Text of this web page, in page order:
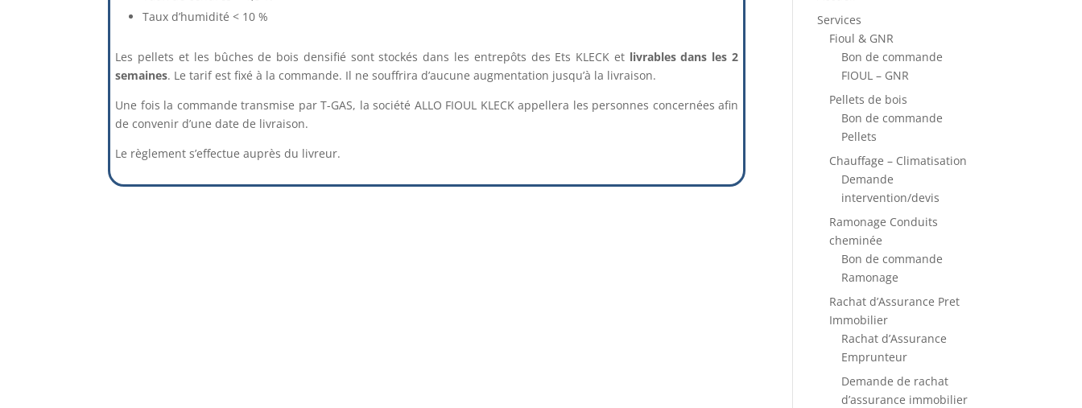
Taux d’humidité < 10 %
Les pellets et les bûches de bois densifié sont stockés dans les entrepôts des Ets KLECK et livrables dans les 2
semaines. Le tarif est fixé à la commande. Il ne souffrira d’aucune augmentation jusqu’à la livraison.
Une fois la commande transmise par T-GAS, la société ALLO FIOUL KLECK appellera les personnes concernées afin
de convenir d’une date de livraison.
Le règlement s’effectue auprès du livreur.
Services
Fioul & GNR
Bon de commande
FIOUL – GNR
Pellets de bois
Bon de commande
Pellets
Chauffage – Climatisation
Demande
intervention/devis
Ramonage Conduits
cheminée
Bon de commande
Ramonage
Rachat d’Assurance Pret
Immobilier
Rachat d’Assurance
Emprunteur
Demande de rachat
d’assurance immobilier